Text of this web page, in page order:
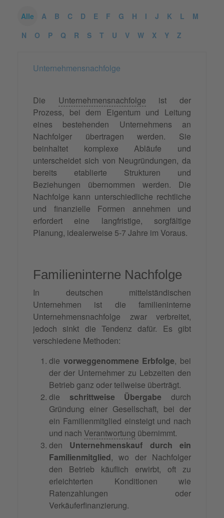
Alle A B C D E F G H I J K L
M
N
O P Q R S T U V W X Y Z
Unternehmensnachfolge
Die Unternehmensnachfolge ist der
Prozess, bei dem Eigentum und Leitung
eines bestehenden Unternehmens an
Nachfolger übertragen werden. Sie
beinhaltet komplexe Abläufe und
unterscheidet sich von Neugründungen, da
bereits etablierte Strukturen und
Beziehungen übernommen werden. Die
Nachfolge kann unterschiedliche rechtliche
und finanzielle Formen annehmen und
erfordert eine langfristige, sorgfältige
Planung, idealerweise 5-7 Jahre im Voraus.
Familieninterne Nachfolge
In deutschen mittelständischen
Unternehmen ist die familieninterne
Unternehmensnachfolge zwar verbreitet,
jedoch sinkt die Tendenz dafür. Es gibt
verschiedene Methoden:
die vorweggenommene Erbfolge, bei
der der Unternehmer zu Lebzeiten den
Betrieb ganz oder teilweise überträgt.
die schrittweise Übergabe durch
Gründung einer Gesellschaft, bei der
ein Familienmitglied einsteigt und nach
und nach Verantwortung übernimmt.
den Unternehmenskauf durch ein
Familienmitglied, wo der Nachfolger
den Betrieb käuflich erwirbt, oft zu
erleichterten Konditionen wie
Ratenzahlungen oder
Verkäuferfinanzierung.